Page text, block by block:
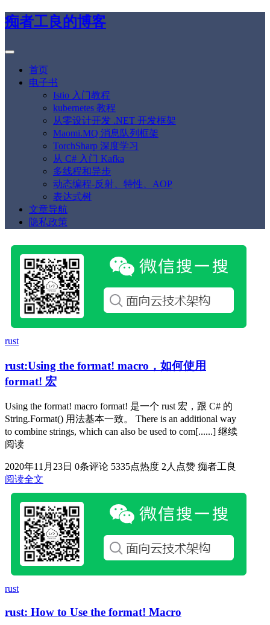
痴者工良的博客
首页
电子书
Istio 入门教程
kubernetes 教程
从零设计开发 .NET 开发框架
Maomi.MQ 消息队列框架
TorchSharp 深度学习
从 C# 入门 Kafka
多线程和异步
动态编程-反射、特性、AOP
表达式树
文章导航
隐私政策
rust
rust:Using the format! macro，如何使用
format! 宏
Using the format! macro format! 是一个 rust 宏，跟 C# 的
String.Format() 用法基本一致。 There is an additional way
to combine strings, which can also be used to com[......] 继续
阅读
2020年11月23日 0条评论 5335点热度 2人点赞 痴者工良
阅读全文
rust
rust: How to Use the format! Macro